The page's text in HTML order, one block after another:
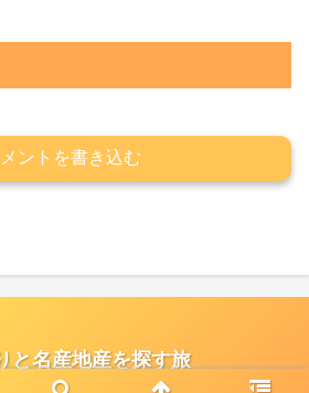
ントを書き込む
と名産地産を探す旅